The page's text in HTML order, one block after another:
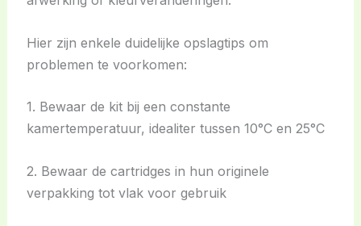
Hier zijn enkele duidelijke opslagtips om
problemen te voorkomen:
1. Bewaar de kit bij een constante
kamertemperatuur, idealiter tussen 10°C en 25°C
2. Bewaar de cartridges in hun originele
verpakking tot vlak voor gebruik